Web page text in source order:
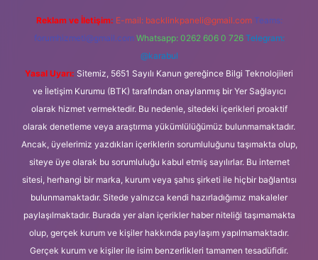
Reklam ve İletişim: E-mail: backlinkpaneli@gmail.com Teams:
forumhizmeti@gmail.com Whatsapp: 0262 606 0 726 Telegram:
@karabul
Yasal Uyarı: Sitemiz, 5651 Sayılı Kanun gereğince Bilgi Teknolojileri
ve İletişim Kurumu (BTK) tarafından onaylanmış bir Yer Sağlayıcı
olarak hizmet vermektedir. Bu nedenle, sitedeki içerikleri proaktif
olarak denetleme veya araştırma yükümlülüğümüz bulunmamaktadır.
Ancak, üyelerimiz yazdıkları içeriklerin sorumluluğunu taşımakta olup,
siteye üye olarak bu sorumluluğu kabul etmiş sayılırlar. Bu internet
sitesi, herhangi bir marka, kurum veya şahıs şirketi ile hiçbir bağlantısı
bulunmamaktadır. Sitede yalnızca kendi hazırladığımız makaleler
paylaşılmaktadır. Burada yer alan içerikler haber niteliği taşımamakta
olup, gerçek kurum ve kişiler hakkında paylaşım yapılmamaktadır.
Gerçek kurum ve kişiler ile isim benzerlikleri tamamen tesadüfidir.